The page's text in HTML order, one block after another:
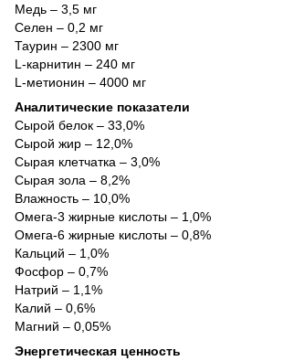
Медь – 3,5 мг
Селен – 0,2 мг
Таурин – 2300 мг
L-карнитин – 240 мг
L-метионин – 4000 мг
Аналитические показатели
Сырой белок – 33,0%
Сырой жир – 12,0%
Сырая клетчатка – 3,0%
Сырая зола – 8,2%
Влажность – 10,0%
Омега-3 жирные кислоты – 1,0%
Омега-6 жирные кислоты – 0,8%
Кальций – 1,0%
Фосфор – 0,7%
Натрий – 1,1%
Калий – 0,6%
Магний – 0,05%
Энергетическая ценность